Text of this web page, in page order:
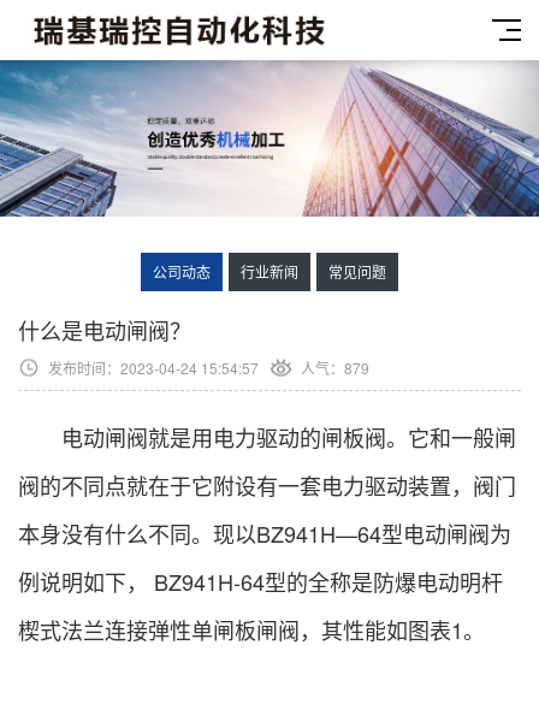
公司动态 行业新闻 常见问题
什么是电动闸阀？
发布时间：2023-04-24 15:54:57 人气：879
电动闸阀就是用电力驱动的闸板阀。它和一般闸
阀的不同点就在于它附设有一套电力驱动装置，阀门
本身没有什么不同。现以BZ941H—64型电动闸阀为
例说明如下， BZ941H-64型的全称是防爆电动明杆
楔式法兰连接弹性单闸板闸阀，其性能如图表1。